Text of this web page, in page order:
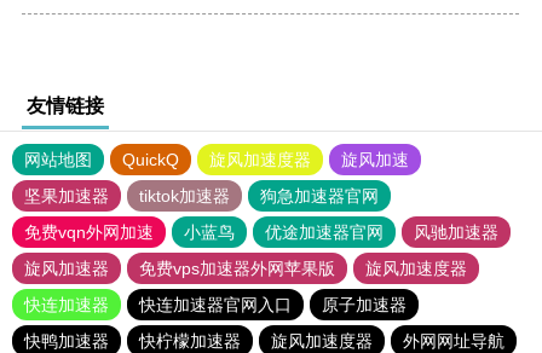
友情链接
网站地图 QuickQ 旋风加速度器
旋风加速
坚果加速器
tiktok加速器
狗急加速器官网
免费vqn外网加速
小蓝鸟 优途加速器官网
风驰加速器
旋风加速器
免费vps加速器外网苹果版
旋风加速度器
快连加速器
快连加速器官网入口
原子加速器
快鸭加速器
快柠檬加速器 旋风加速度器
外网网址导航